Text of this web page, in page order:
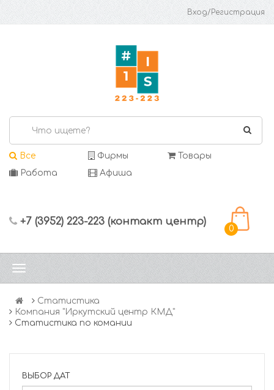
Вход/Регистрация
Все Фирмы
Товары
Работа
Афиша
+7 (3952) 223-223 (контакт центр)
0
Статистика
Компания "Иркутский центр КМД"
Статистика по комании
ВЫБОР ДАТ